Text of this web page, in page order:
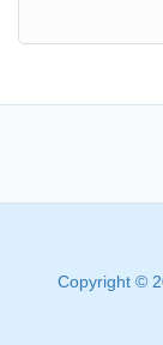
Copyright ©